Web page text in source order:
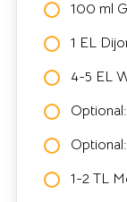
100 ml
1 EL
4-5 EL
1-2 TL